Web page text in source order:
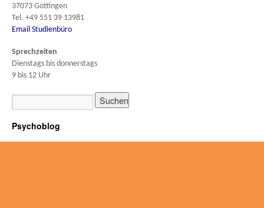
37073 Göttingen
Tel. +49 551 39 13981
Email Studienbüro
Sprechzeiten
Dienstags bis donnerstags
9 bis 12 Uhr
Psychoblog